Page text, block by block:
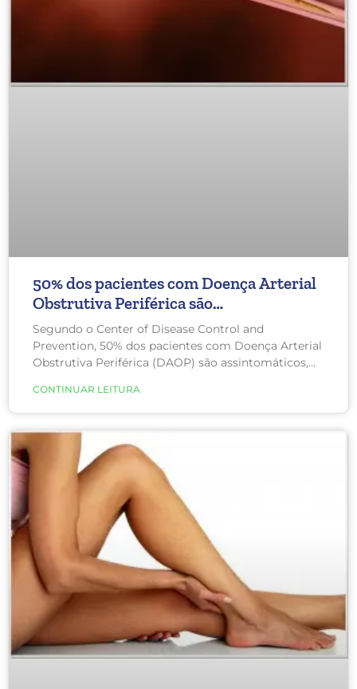
50% dos pacientes com Doença Arterial
Obstrutiva Periférica são
assintomáticos
Segundo o Center of Disease Control and
Prevention, 50% dos pacientes com Doença Arterial
Obstrutiva Periférica (DAOP) são assintomáticos,
número alerta para a necessidade da prevenção e da
visita periódica a um cirurgião vascular de
confiança.
CONTINUAR LEITURA